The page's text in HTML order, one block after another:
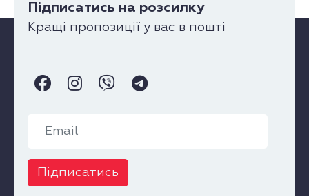
Підписатись на розсилку
Кращі пропозиції у вас в пошті
Підписатись